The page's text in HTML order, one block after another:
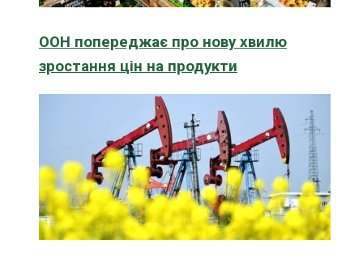
ООН попереджає про нову хвилю
зростання цін на продукти